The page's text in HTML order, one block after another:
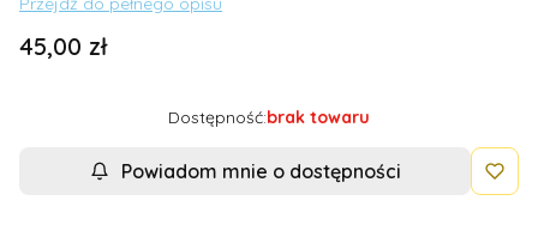
Cena
45,00 zł
Dostępność:brak towaru
Powiadom mnie o dostępności